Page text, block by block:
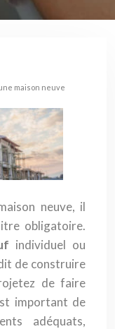
maison neuve
neuve, il
obligatoire.
individuel ou
de construire
de faire
important de
adéquats,